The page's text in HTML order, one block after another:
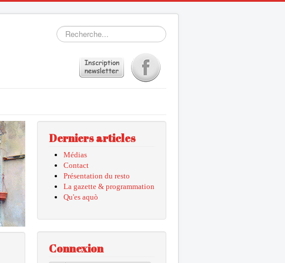
Rechercher
Derniers articles
Médias
Contact
Présentation du resto
La gazette & programmation
Qu'es aquò
Connexion